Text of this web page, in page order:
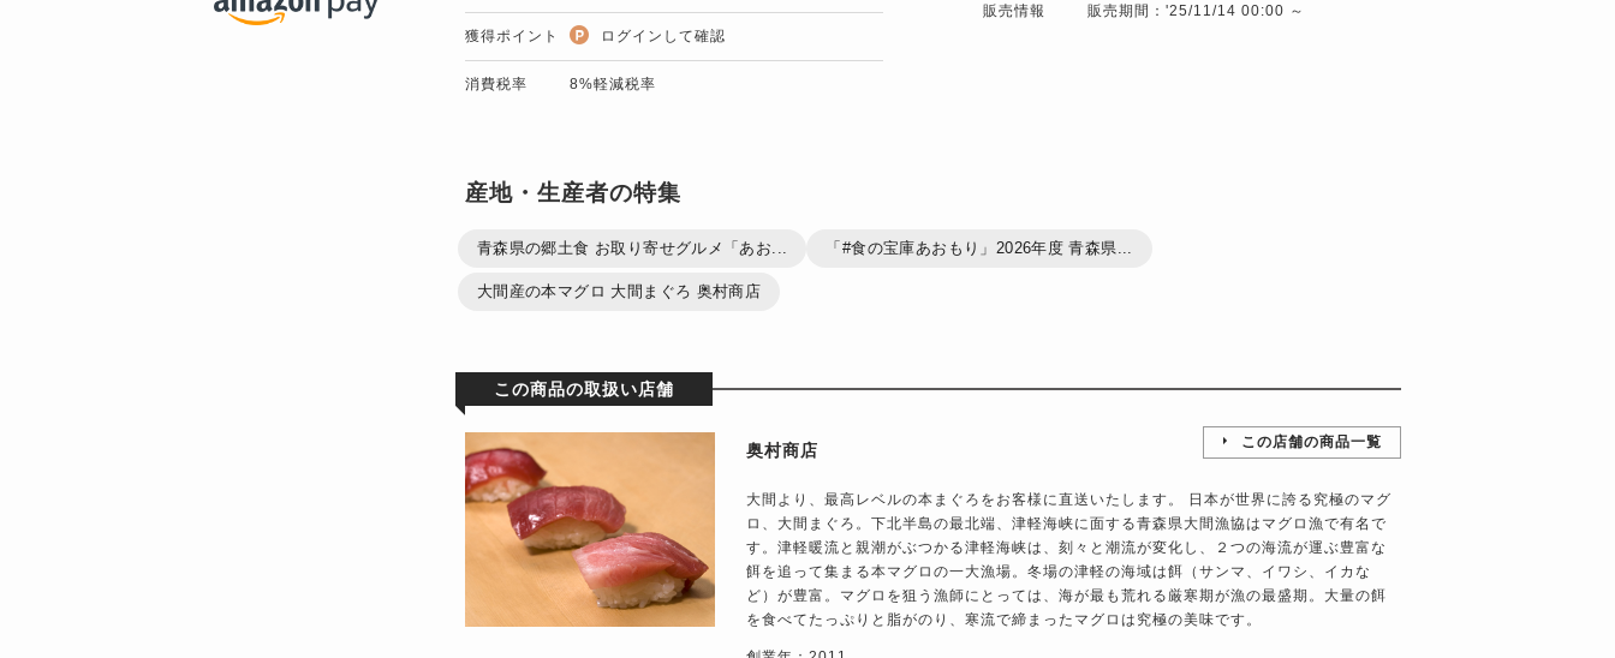
獲得ポイント ログインして確認
消費税率 8%軽減税率
販売情報 販売期間：'25/11/14 00:00 ～
産地・生産者の特集
青森県の郷土食 お取り寄せグルメ「あお... 「#食の宝庫あおもり」2026年度 青森県...
大間産の本マグロ 大間まぐろ 奥村商店
この商品の取扱い店舗
奥村商店 この店舗の商品一覧
大間より、最高レベルの本まぐろをお客様に直送いたします。 日本が世界に誇る究極のマグ
ロ、大間まぐろ。下北半島の最北端、津軽海峡に面する青森県大間漁協はマグロ漁で有名で
す。津軽暖流と親潮がぶつかる津軽海峡は、刻々と潮流が変化し、２つの海流が運ぶ豊富な
餌を追って集まる本マグロの一大漁場。冬場の津軽の海域は餌（サンマ、イワシ、イカな
ど）が豊富。マグロを狙う漁師にとっては、海が最も荒れる厳寒期が漁の最盛期。大量の餌
を食べてたっぷりと脂がのり、寒流で締まったマグロは究極の美味です。